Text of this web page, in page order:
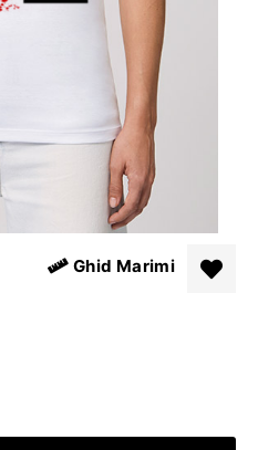
Ghid Marimi